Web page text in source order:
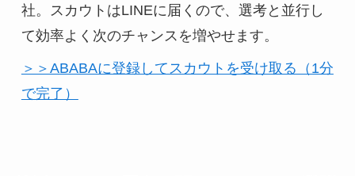
社。スカウトはLINEに届くので、選考と並行し
て効率よく次のチャンスを増やせます。
＞＞ABABAに登録してスカウトを受け取る（1分
で完了）